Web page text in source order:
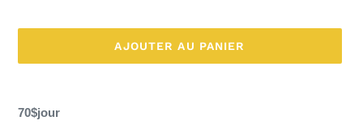
AJOUTER AU PANIER
d'un
produit
70$jour